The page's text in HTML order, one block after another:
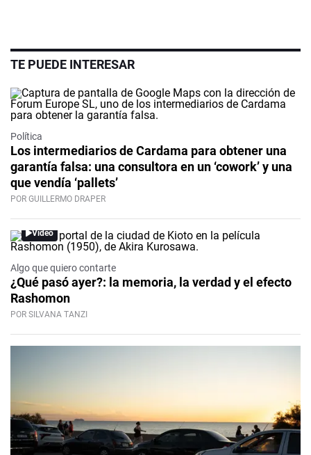
TE PUEDE INTERESAR
Política
Los intermediarios de Cardama para obtener una
garantía falsa: una consultora en un ‘cowork’ y una
que vendía ‘pallets’
POR GUILLERMO DRAPER
Video
Algo que quiero contarte
¿Qué pasó ayer?: la memoria, la verdad y el efecto
Rashomon
POR SILVANA TANZI